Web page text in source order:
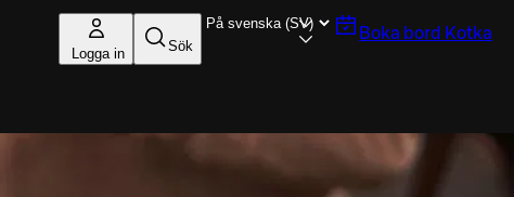
Logga in Sök
Boka bord Kotka